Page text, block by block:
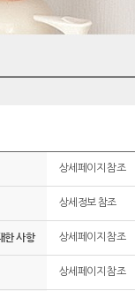
상세페이지 참조
상세정보 참조
한 사항 상세페이지 참조
상세페이지 참조